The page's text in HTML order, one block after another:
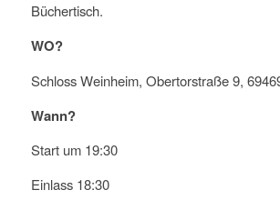
Büchertisch.
WO?
Schloss Weinheim, Obertorstraße 9,
Wann?
Start um 19:30
Einlass 18:30